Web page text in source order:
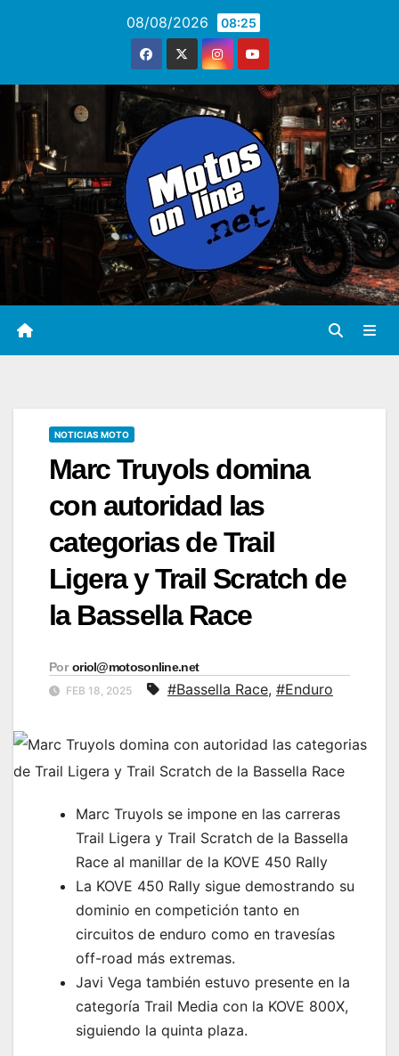
08/08/2026 08:25
NOTICIAS MOTO
Marc Truyols domina
con autoridad las
categorias de Trail
Ligera y Trail Scratch de
la Bassella Race
Por oriol@motosonline.net
FEB 18, 2025 #Bassella Race, #Enduro
Marc Truyols se impone en las carreras
Trail Ligera y Trail Scratch de la Bassella
Race al manillar de la KOVE 450 Rally
La KOVE 450 Rally sigue demostrando su
dominio en competición tanto en
circuitos de enduro como en travesías
off-road más extremas.
Javi Vega también estuvo presente en la
categoría Trail Media con la KOVE 800X,
siguiendo la quinta plaza.